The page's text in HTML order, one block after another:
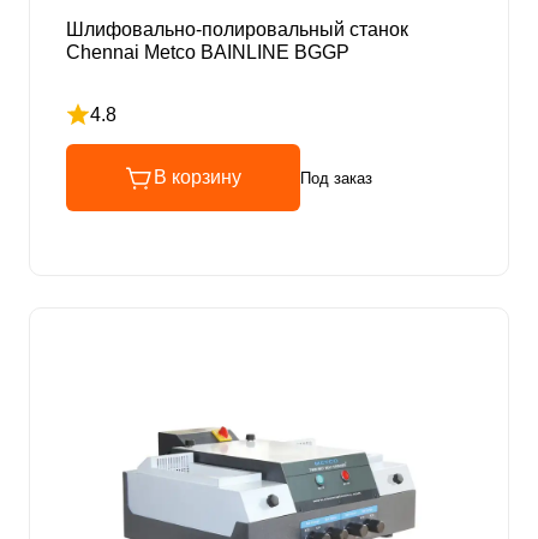
Шлифовально-полировальный станок
Chennai Metco BAINLINE BGGP
4.8
Рейтинг 4.8 из 5
В корзину Под заказ